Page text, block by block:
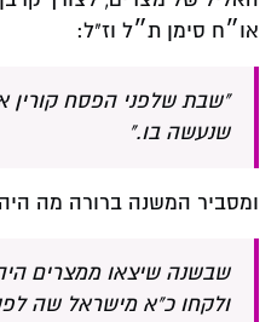
או״ח סימן ת״ל וז"ל:
"שבת שלפני הפסח קורין
שנעשה בו."
ומסביר המשנה ברורה מה
שבשנה שיצאו ממצרים
ולקחו כ"א מישראל שה